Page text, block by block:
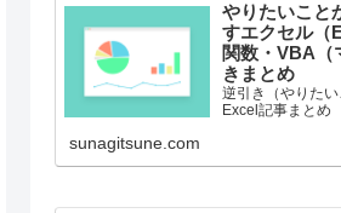
やりたいこと
すエクセル（
関数・VBA（
きまとめ
逆引き（やりたい
Excel記事まとめ
sunagitsune.com